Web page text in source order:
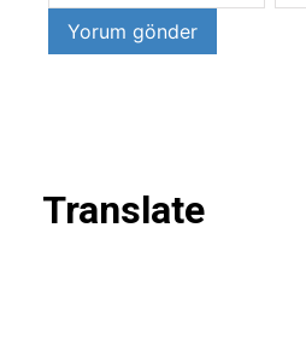
Translate